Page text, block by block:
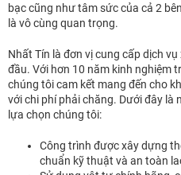
bạc cũng như tâm sức của cả 2
là vô cùng quan trọng.
Nhất Tín là đơn vị cung cấp dịch
đầu. Với hơn 10 năm kinh nghiệm
chúng tôi cam kết mang đến cho
với chi phí phải chăng. Dưới đây là
lựa chọn chúng tôi:
Công trình được xây dựng
chuẩn kỹ thuật và an toàn